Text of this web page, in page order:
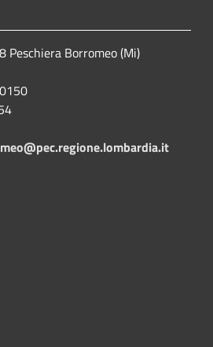
Peschiera Borromeo (Mi)